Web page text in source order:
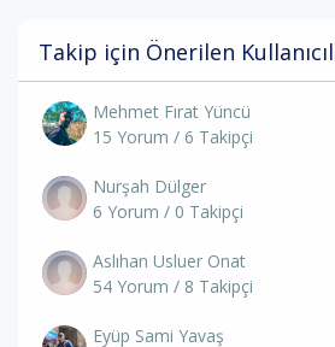
Takip için Önerilen
Mehmet Fırat Yüncü
15 Yorum / 6 Takipçi
Nurşah Dülger
6 Yorum / 0 Takipçi
Aslıhan Usluer Onat
54 Yorum / 8 Takipçi
Eyüp Sami Yavaş